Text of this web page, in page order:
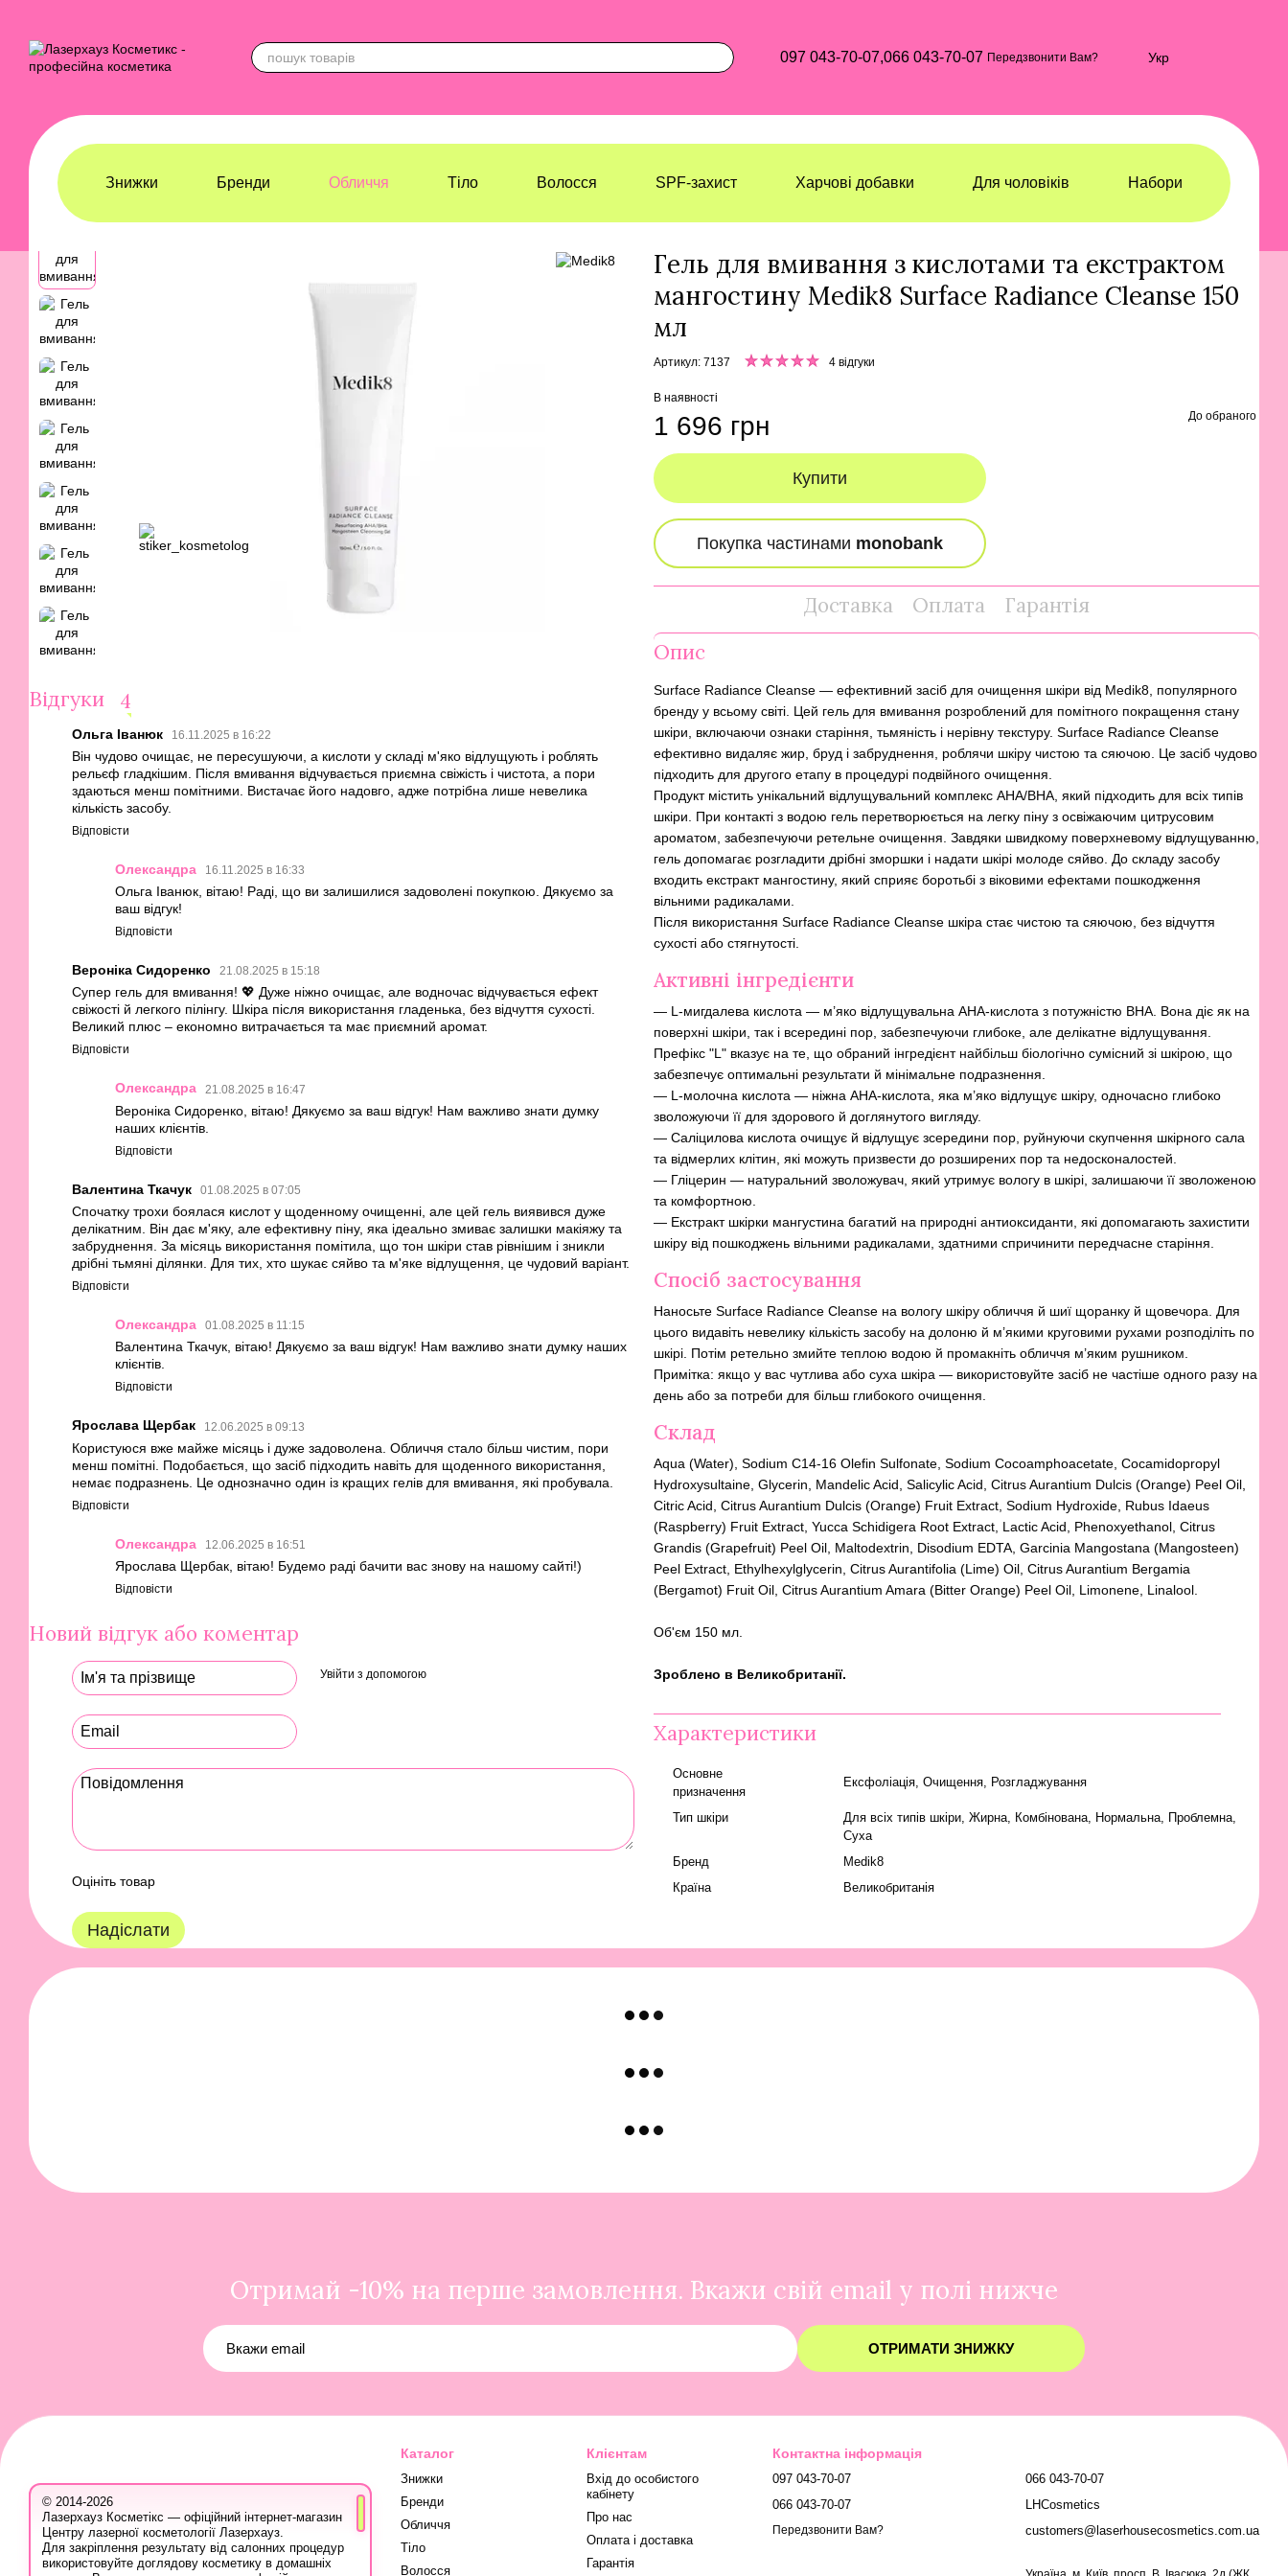
097 043-70-07,066 043-70-07 Передзвонити Вам? Укр
Знижки Бренди Обличчя Тіло Волосся SPF-захист Харчові добавки Для чоловіків Набори
Відгуки 4
Ольга Іванюк 16.11.2025 в 16:22
Він чудово очищає, не пересушуючи, а кислоти у складі м'яко відлущують і роблять
рельєф гладкішим. Після вмивання відчувається приємна свіжість і чистота, а пори
здаються менш помітними. Вистачає його надовго, адже потрібна лише невелика
кількість засобу.
Відповісти
Олександра 16.11.2025 в 16:33
Ольга Іванюк, вітаю! Раді, що ви залишилися задоволені покупкою. Дякуємо за
ваш відгук!
Відповісти
Вероніка Сидоренко 21.08.2025 в 15:18
Супер гель для вмивання! 💖 Дуже ніжно очищає, але водночас відчувається ефект
свіжості й легкого пілінгу. Шкіра після використання гладенька, без відчуття сухості.
Великий плюс – економно витрачається та має приємний аромат.
Відповісти
Олександра 21.08.2025 в 16:47
Вероніка Сидоренко, вітаю! Дякуємо за ваш відгук! Нам важливо знати думку
наших клієнтів.
Відповісти
Валентина Ткачук 01.08.2025 в 07:05
Спочатку трохи боялася кислот у щоденному очищенні, але цей гель виявився дуже
делікатним. Він дає м'яку, але ефективну піну, яка ідеально змиває залишки макіяжу та
забруднення. За місяць використання помітила, що тон шкіри став рівнішим і зникли
дрібні тьмяні ділянки. Для тих, хто шукає сяйво та м'яке відлущення, це чудовий варіант.
Відповісти
Олександра 01.08.2025 в 11:15
Валентина Ткачук, вітаю! Дякуємо за ваш відгук! Нам важливо знати думку наших
клієнтів.
Відповісти
Ярослава Щербак 12.06.2025 в 09:13
Користуюся вже майже місяць і дуже задоволена. Обличчя стало більш чистим, пори
менш помітні. Подобається, що засіб підходить навіть для щоденного використання,
немає подразнень. Це однозначно один із кращих гелів для вмивання, які пробувала.
Відповісти
Олександра 12.06.2025 в 16:51
Ярослава Щербак, вітаю! Будемо раді бачити вас знову на нашому сайті!)
Відповісти
Новий відгук або коментар
Увійти з допомогою
Оцініть товар
Надіслати
Гель для вмивання з кислотами та екстрактом
мангостину Medik8 Surface Radiance Cleanse 150
мл
Артикул: 7137 4 відгуки
1 696 грн
В наявності
До обраного
Купити
Доставка Оплата
Гарантія
Опис
Surface Radiance Cleanse — ефективний засіб для очищення шкіри від Medik8, популярного
бренду у всьому світі. Цей гель для вмивання розроблений для помітного покращення стану
шкіри, включаючи ознаки старіння, тьмяність і нерівну текстуру. Surface Radiance Cleanse
ефективно видаляє жир, бруд і забруднення, роблячи шкіру чистою та сяючою. Це засіб чудово
підходить для другого етапу в процедурі подвійного очищення.
Продукт містить унікальний відлущувальний комплекс AHA/BHA, який підходить для всіх типів
шкіри. При контакті з водою гель перетворюється на легку піну з освіжаючим цитрусовим
ароматом, забезпечуючи ретельне очищення. Завдяки швидкому поверхневому відлущуванню,
гель допомагає розгладити дрібні зморшки і надати шкірі молоде сяйво. До складу засобу
входить екстракт мангостину, який сприяє боротьбі з віковими ефектами пошкодження
вільними радикалами.
Після використання Surface Radiance Cleanse шкіра стає чистою та сяючою, без відчуття
сухості або стягнутості.
Активні інгредієнти
— L-мигдалева кислота — м’яко відлущувальна AHA-кислота з потужністю BHA. Вона діє як на
поверхні шкіри, так і всередині пор, забезпечуючи глибоке, але делікатне відлущування.
Префікс "L" вказує на те, що обраний інгредієнт найбільш біологічно сумісний зі шкірою, що
забезпечує оптимальні результати й мінімальне подразнення.
— L-молочна кислота — ніжна AHA-кислота, яка м’яко відлущує шкіру, одночасно глибоко
зволожуючи її для здорового й доглянутого вигляду.
— Саліцилова кислота очищує й відлущує зсередини пор, руйнуючи скупчення шкірного сала
та відмерлих клітин, які можуть призвести до розширених пор та недосконалостей.
— Гліцерин — натуральний зволожувач, який утримує вологу в шкірі, залишаючи її зволоженою
та комфортною.
— Екстракт шкірки мангустина багатий на природні антиоксиданти, які допомагають захистити
шкіру від пошкоджень вільними радикалами, здатними спричинити передчасне старіння.
Спосіб застосування
Наносьте Surface Radiance Cleanse на вологу шкіру обличчя й шиї щоранку й щовечора. Для
цього видавіть невелику кількість засобу на долоню й м’якими круговими рухами розподіліть по
шкірі. Потім ретельно змийте теплою водою й промакніть обличчя м’яким рушником.
Примітка: якщо у вас чутлива або суха шкіра — використовуйте засіб не частіше одного разу на
день або за потреби для більш глибокого очищення.
Склад
Aqua (Water), Sodium C14-16 Olefin Sulfonate, Sodium Cocoamphoacetate, Cocamidopropyl
Hydroxysultaine, Glycerin, Mandelic Acid, Salicylic Acid, Citrus Aurantium Dulcis (Orange) Peel Oil,
Citric Acid, Citrus Aurantium Dulcis (Orange) Fruit Extract, Sodium Hydroxide, Rubus Idaeus
(Raspberry) Fruit Extract, Yucca Schidigera Root Extract, Lactic Acid, Phenoxyethanol, Citrus
Grandis (Grapefruit) Peel Oil, Maltodextrin, Disodium EDTA, Garcinia Mangostana (Mangosteen)
Peel Extract, Ethylhexylglycerin, Citrus Aurantifolia (Lime) Oil, Citrus Aurantium Bergamia
(Bergamot) Fruit Oil, Citrus Aurantium Amara (Bitter Orange) Peel Oil, Limonene, Linalool.
Об'єм 150 мл.
Зроблено в Великобританії.
Характеристики
Основне
призначення
Ексфоліація, Очищення, Розгладжування
Тип шкіри Для всіх типів шкіри, Жирна, Комбінована, Нормальна, Проблемна,
Суха
Бренд
Medik8
Країна
Великобританія
Отримай -10% на перше замовлення. Вкажи свій email у полі нижче
ОТРИМАТИ ЗНИЖКУ
© 2014-2026
Лазерхауз Косметікс — офіційний інтернет-магазин
Центру лазерної косметології Лазерхауз.
Для закріплення результату від салонних процедур
використовуйте доглядову косметику в домашніх
Каталог
Знижки
Бренди
Обличчя
Тіло
Волосся
Клієнтам
Вхід до особистого
кабінету
Про нас
Оплата і доставка
Гарантія
Контактна інформація
097 043-70-07
066 043-70-07
Передзвонити Вам?
066 043-70-07
LHCosmetics
customers@laserhousecosmetics.com.ua